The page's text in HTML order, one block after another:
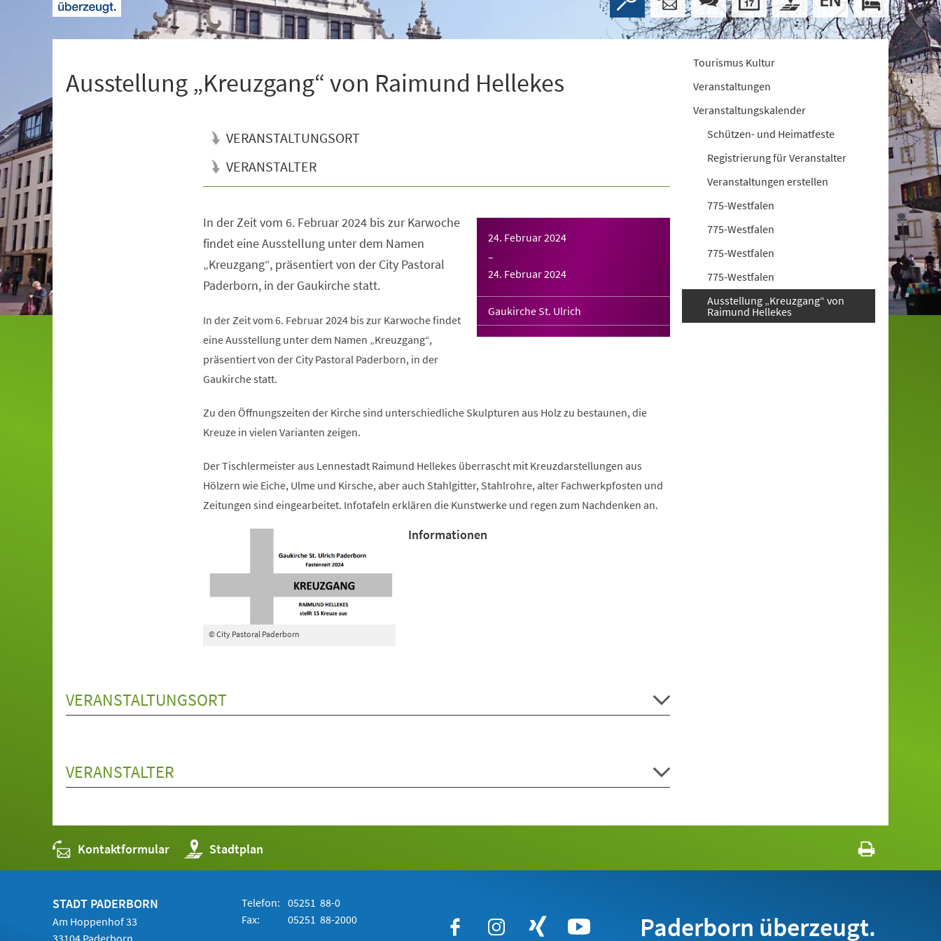
Ausstellung „Kreuzgang“ von Raimund Hellekes
VERANSTALTUNGSORT
VERANSTALTER
24. Februar 2024
–
24. Februar 2024
Gaukirche St. Ulrich
In der Zeit vom 6. Februar 2024 bis zur Karwoche
findet eine Ausstellung unter dem Namen
„Kreuzgang“, präsentiert von der City Pastoral
Paderborn, in der Gaukirche statt.
In der Zeit vom 6. Februar 2024 bis zur Karwoche findet
eine Ausstellung unter dem Namen „Kreuzgang“,
präsentiert von der City Pastoral Paderborn, in der
Gaukirche statt.
Zu den Öffnungszeiten der Kirche sind unterschiedliche Skulpturen aus Holz zu bestaunen, die
Kreuze in vielen Varianten zeigen.
Der Tischlermeister aus Lennestadt Raimund Hellekes überrascht mit Kreuzdarstellungen aus
Hölzern wie Eiche, Ulme und Kirsche, aber auch Stahlgitter, Stahlrohre, alter Fachwerkpfosten und
Zeitungen sind eingearbeitet. Infotafeln erklären die Kunstwerke und regen zum Nachdenken an.
© City Pastoral Paderborn
Informationen
VERANSTALTUNGSORT
VERANSTALTER
Tourismus Kultur
Veranstaltungen
Veranstaltungskalender
Schützen- und Heimatfeste
Registrierung für Veranstalter
Veranstaltungen erstellen
775-Westfalen
775-Westfalen
775-Westfalen
775-Westfalen
Ausstellung „Kreuzgang“ von
Raimund Hellekes
Kontaktformular Stadtplan
(Öffnet
in
einem
STADT PADERBORN
Am Hoppenhof 33
33104 Paderborn
Telefon: 05251 88-0
Fax:
05251 88-2000 Paderborn überzeugt.